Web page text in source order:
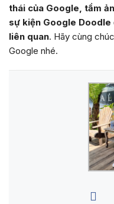
thái của Google, tầm
sự kiện Google
liên quan. Hãy cùng
Google nhé.